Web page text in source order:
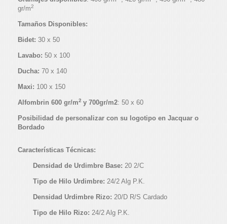
gr/m2
Tamaños Disponibles:
Bidet: 30 x 50
Lavabo: 50 x 100
Ducha: 70 x 140
Maxi: 100 x 150
Alfombrin 600 gr/m2 y 700gr/m2: 50 x 60
Posibilidad de personalizar con su logotipo en Jacquar o
Bordado
Características Técnicas:
Densidad de Urdimbre Base: 20 2/C
Tipo de Hilo Urdimbre: 24/2 Alg P.K.
Densidad Urdimbre Rizo: 20/D R/S Cardado
Tipo de Hilo Rizo: 24/2 Alg P.K.